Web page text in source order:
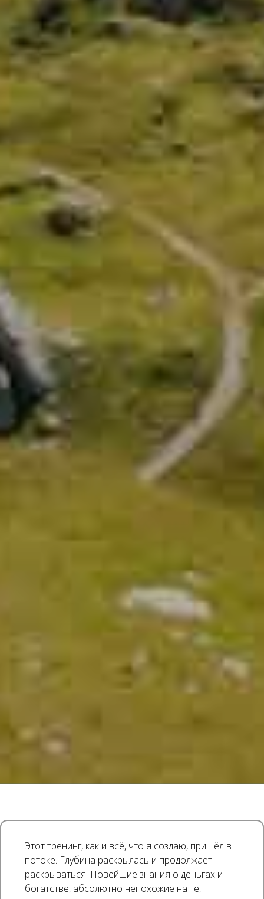
Этот тренинг, как и всё, что я создаю, пришёл в
потоке. Глубина раскрылась и продолжает
раскрываться. Новейшие знания о деньгах и
богатстве, абсолютно непохожие на те,